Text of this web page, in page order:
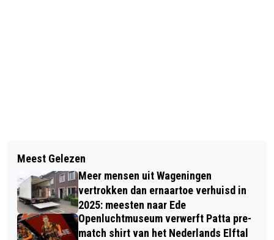
OPEN WEEK BIJ CENTRUM KENKON
VAN 15 TOT EN MET 19 SEPTEMBER
BILLIJKE VERGOEDING VOOR
STRUCTUREEL TE HOGE WERKDRUK
Meest Gelezen
Meer mensen uit Wageningen
vertrokken dan ernaartoe verhuisd in
2025: meesten naar Ede
Openluchtmuseum verwerft Patta pre-
match shirt van het Nederlands Elftal